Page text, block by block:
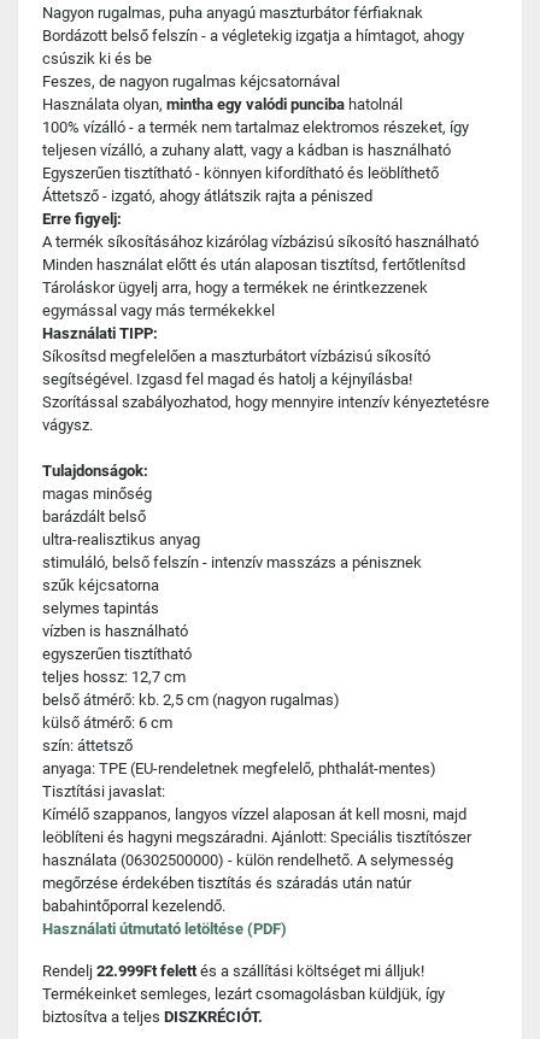
Nagyon rugalmas, puha anyagú maszturbátor férfiaknak
Bordázott belső felszín - a végletekig izgatja a hímtagot, ahogy
csúszik ki és be
Feszes, de nagyon rugalmas kéjcsatornával
Használata olyan, mintha egy valódi punciba hatolnál
100% vízálló - a termék nem tartalmaz elektromos részeket, így
teljesen vízálló, a zuhany alatt, vagy a kádban is használható
Egyszerűen tisztítható - könnyen kifordítható és leöblíthető
Áttetsző - izgató, ahogy átlátszik rajta a péniszed
Erre figyelj:
A termék síkosításához kizárólag vízbázisú síkosító használható
Minden használat előtt és után alaposan tisztítsd, fertőtlenítsd
Tároláskor ügyelj arra, hogy a termékek ne érintkezzenek
egymással vagy más termékekkel
Használati TIPP:
Síkosítsd megfelelően a maszturbátort vízbázisú síkosító
segítségével. Izgasd fel magad és hatolj a kéjnyílásba!
Szorítással szabályozhatod, hogy mennyire intenzív kényeztetésre
vágysz.
Tulajdonságok:
magas minőség
barázdált belső
ultra-realisztikus anyag
stimuláló, belső felszín - intenzív masszázs a pénisznek
szűk kéjcsatorna
selymes tapintás
vízben is használható
egyszerűen tisztítható
teljes hossz: 12,7 cm
belső átmérő: kb. 2,5 cm (nagyon rugalmas)
külső átmérő: 6 cm
szín: áttetsző
anyaga: TPE (EU-rendeletnek megfelelő, phthalát-mentes)
Tisztítási javaslat:
Kímélő szappanos, langyos vízzel alaposan át kell mosni, majd
leöblíteni és hagyni megszáradni. Ajánlott: Speciális tisztítószer
használata (06302500000) - külön rendelhető. A selymesség
megőrzése érdekében tisztítás és száradás után natúr
babahintőporral kezelendő.
Használati útmutató letöltése (PDF)
Rendelj 22.999Ft felettés a szállítási költséget mi álljuk!
Termékeinket semleges, lezárt csomagolásban küldjük, így
biztosítva a teljes DISZKRÉCIÓT.